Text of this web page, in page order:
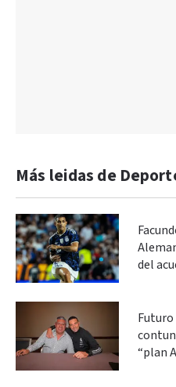
Más leidas de
del
Futuro
“plan